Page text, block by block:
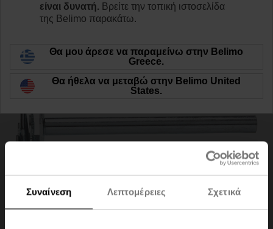
Συναίνεση Λεπτομέρειες Σχετικά
είναι δυνατή. Βρείτε την τοπική ιστοσελίδα
της Belimo παρακάτω.
Θα μου άρεσε να παραμείνω στην Belimo
Greece.
Θα ήθελα να μεταβώ στην Belimo United
States.